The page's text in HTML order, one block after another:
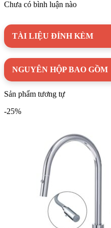
Vòi Bếp CAESAR
Thiết kế của vòi còn có ống
được, mang lại sự tiện lợi tối
rằng sản phẩm không đi kèm
Chưa có bình luận nào
TÀI LIỆU ĐÍNH KÈM
NGUYÊN HỘP BAO GỒM
Sản phẩm tương tự
-25%